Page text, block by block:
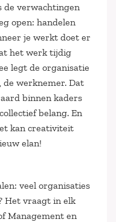
de verwachtingen
open: handelen
je werkt doet er
het werk tijdig
legt de organisatie
werknemer. Dat
binnen kaders
belang. En
kan creativiteit
elan!
veel organisaties
Het vraagt in elk
Management en